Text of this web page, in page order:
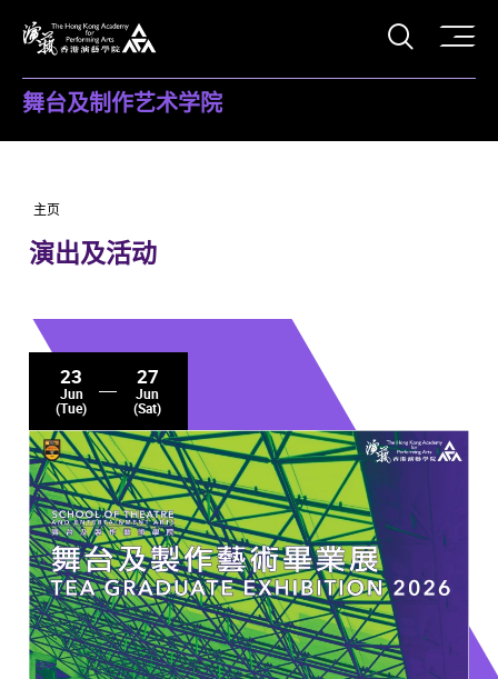
打开
舞台及制作艺术学院
主页
演出及活动
23
Jun
(Tue)
27
Jun
(Sat)